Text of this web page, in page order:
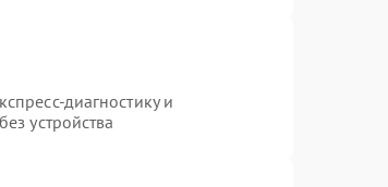
диагностику и
устройства